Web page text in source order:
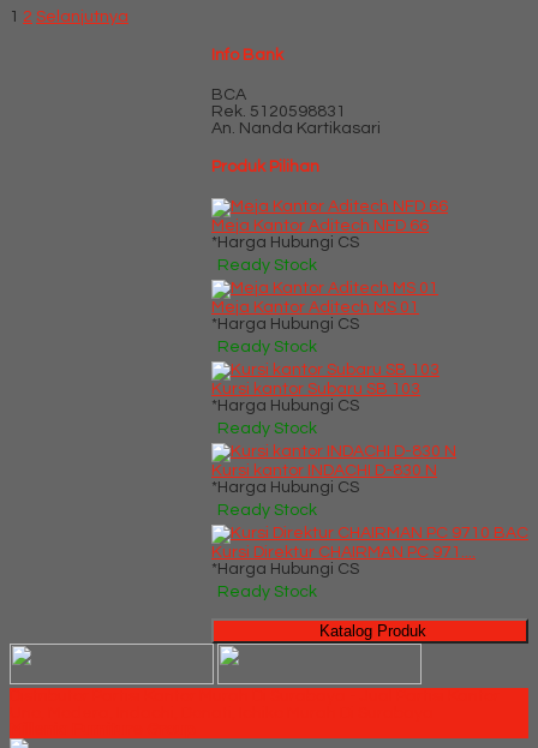
1 2 Selanjutnya
Info Bank
BCA
Rek. 5120598831
An. Nanda Kartikasari
Produk Pilihan
Meja Kantor Aditech NFD 66
*Harga Hubungi CS
Ready Stock
Meja Kantor Aditech MS 01
*Harga Hubungi CS
Ready Stock
Kursi kantor Subaru SB 103
*Harga Hubungi CS
Ready Stock
Kursi kantor INDACHI D-830 N
*Harga Hubungi CS
Ready Stock
Kursi Direktur CHAIRMAN PC 971....
*Harga Hubungi CS
Ready Stock
Katalog Produk